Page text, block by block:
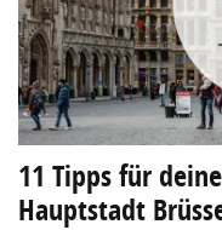
11 Tipps für
Hauptstadt